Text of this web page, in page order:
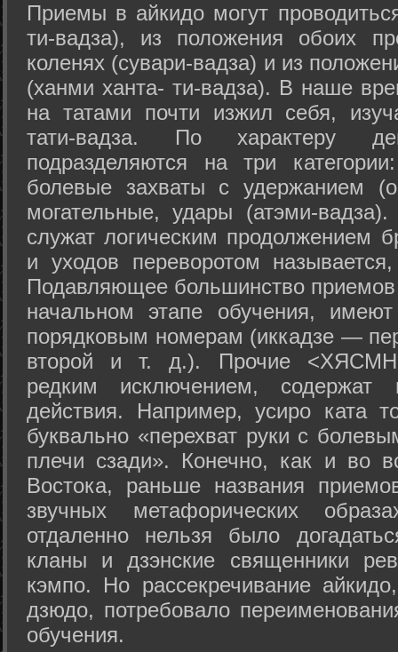
Приемы в айкидо могут
ти-вадза), из положения обоих
коленях (сувари-вадза) и из
(ханми ханта- ти-вадза). В наше
на татами почти изжил себя,
тати-вадза. По характеру
подразделяются на три
болевые захваты с удержанием
могательные, удары (атэми-
служат логическим продолжением
и уходов переворотом
Подавляющее большинство
начальном этапе обучения,
порядковым номерам (иккадзе —
второй и т. д.). Прочие
редким исключением, содержат
действия. Например, усиро ката
буквально «перехват руки с
плечи сзади». Конечно, как и во
Востока, раньше названия
звучных метафорических
отдаленно нельзя было
кланы и дзэнские священники
кэмпо. Но рассекречивание
дзюдо, потребовало
обучения.